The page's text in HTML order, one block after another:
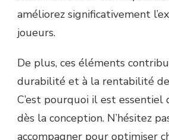
améliorez significativement
joueurs.
De plus, ces éléments
durabilité et à la rentabilité
C’est pourquoi il est essentiel
dès la conception. N’hésitez
accompagner pour optimiser